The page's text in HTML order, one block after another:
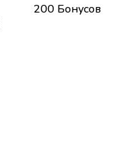
200 Бонусов